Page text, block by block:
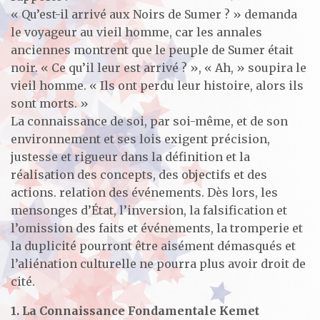
« Qu’est-il arrivé aux Noirs de Sumer ? » demanda
le voyageur au vieil homme, car les annales
anciennes montrent que le peuple de Sumer était
noir. « Ce qu’il leur est arrivé ? », « Ah, » soupira le
vieil homme. « Ils ont perdu leur histoire, alors ils
sont morts. »
La connaissance de soi, par soi-même, et de son
environnement et ses lois exigent précision,
justesse et rigueur dans la définition et la
réalisation des concepts, des objectifs et des
actions. relation des événements. Dès lors, les
mensonges d’État, l’inversion, la falsification et
l’omission des faits et événements, la tromperie et
la duplicité pourront être aisément démasqués et
l’aliénation culturelle ne pourra plus avoir droit de
cité.
1. La Connaissance Fondamentale Kemet